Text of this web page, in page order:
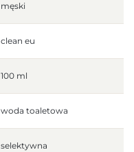
męski
clean eu
100 ml
woda toaletowa
selektywna